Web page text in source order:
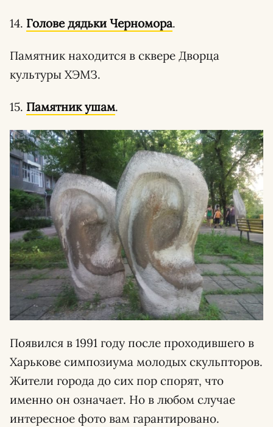
14. Голове дядьки Черномора.
Памятник находится в сквере Дворца
культуры ХЭМЗ.
15. Памятник ушам.
Появился в 1991 году после проходившего в
Харькове симпозиума молодых скульпторов.
Жители города до сих пор спорят, что
именно он означает. Но в любом случае
интересное фото вам гарантировано.